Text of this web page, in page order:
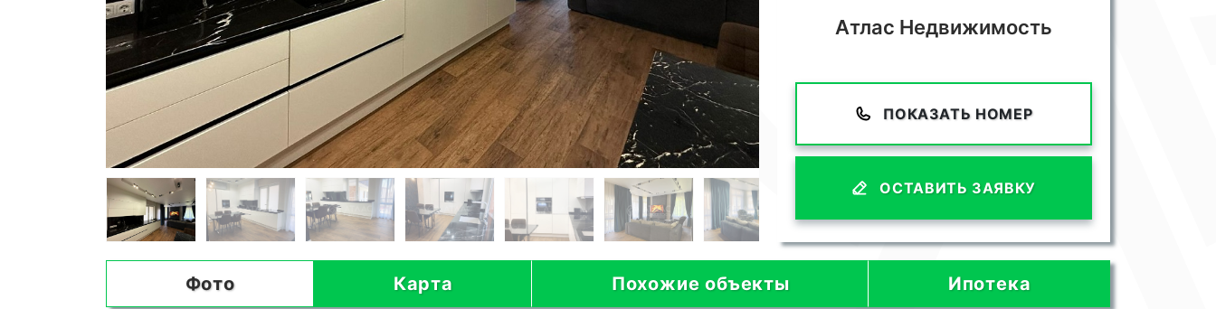
Атлас Недвижимость
ПОКАЗАТЬ НОМЕР
ОСТАВИТЬ ЗАЯВКУ
Фото Карта Похожие объекты Ипотека